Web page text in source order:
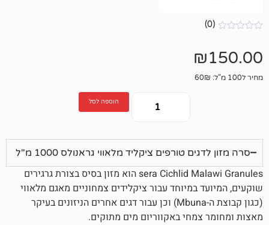
הוספה לסל
טורפים ציקליד מלאווי גראנולס 1000 מ"ל
sera Cichlid Malawi Granules הוא מזון בסיס בצורת גרגירים
עבור ציקלידים צמחוניים מאגם מלאווי
(כגון קבוצת ה-Mbuna) וכן עבור דגים אחרים הניזונים בעיקר
באקווריום מים מתוקים.